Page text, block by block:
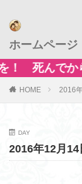
ホームページ
！ 死んでか
HOME 2016
DAY
2016年12月14